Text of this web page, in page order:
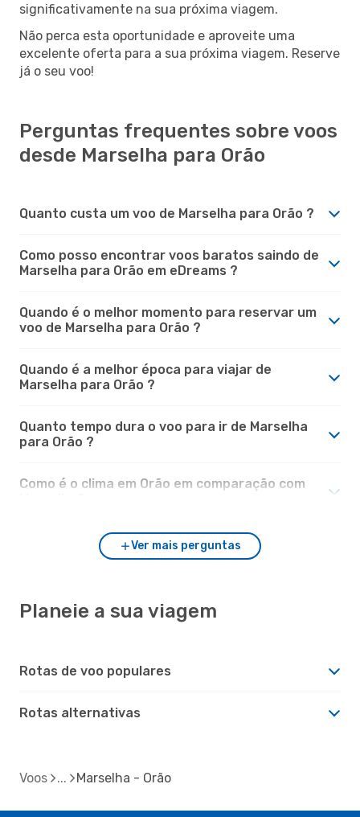
significativamente na sua próxima viagem.
Não perca esta oportunidade e aproveite uma
excelente oferta para a sua próxima viagem. Reserve
já o seu voo!
Perguntas frequentes sobre voos
desde Marselha para Orão
Quanto custa um voo de Marselha para Orão ?
Como posso encontrar voos baratos saindo de
Marselha para Orão em eDreams ?
Quando é o melhor momento para reservar um
voo de Marselha para Orão ?
Quando é a melhor época para viajar de
Marselha para Orão ?
Quanto tempo dura o voo para ir de Marselha
para Orão ?
Como é o clima em Orão em comparação com
Ver mais perguntas
Planeie a sua viagem
Rotas de voo populares
Rotas alternativas
Voos Marselha - Orão